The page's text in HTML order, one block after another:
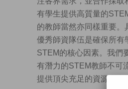
有學生提供高質量的
的教師當然亦同樣重要。
優秀師資隊伍是確保所有
STEM的核心因素。我們
有潛力的STEM教師不可
提供頂尖充足的資源和支